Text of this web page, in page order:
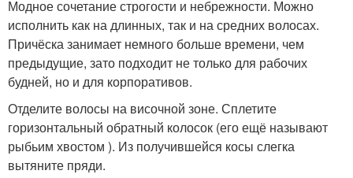
Модное сочетание строгости и небрежности. Можно
исполнить как на длинных, так и на средних волосах.
Причёска занимает немного больше времени, чем
предыдущие, зато подходит не только для рабочих
будней, но и для корпоративов.
Отделите волосы на височной зоне. Сплетите
горизонтальный обратный колосок (его ещё называют
рыбьим хвостом ). Из получившейся косы слегка
вытяните пряди.